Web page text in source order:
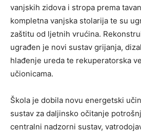
vanjskih zidova i stropa prema
kompletna vanjska stolarija te su
zaštitu od ljetnih vrućina.
ugrađen je novi sustav grijanja,
hlađenje ureda te rekuperatorska
učionicama.
Škola je dobila novu energetski
sustav za daljinsko očitanje
centralni nadzorni sustav,